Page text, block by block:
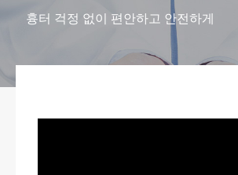
흉터 걱정 없이 편안하고 안전하게